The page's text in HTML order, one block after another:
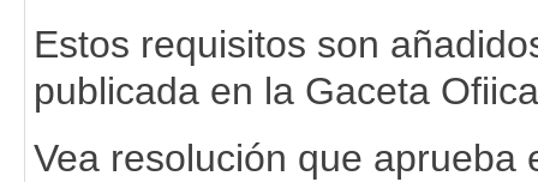
Estos requisitos son
publicada en la Gaceta
Vea resolución que